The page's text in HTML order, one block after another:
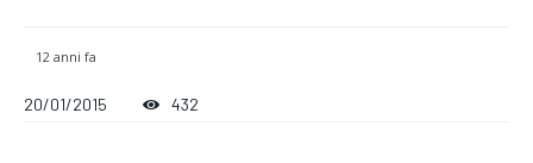
12 anni fa
20/01/2015 432